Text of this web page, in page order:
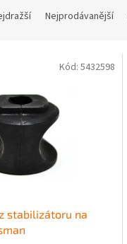
Nejprodávanější
stabilizátoru na
Kód: 5432598